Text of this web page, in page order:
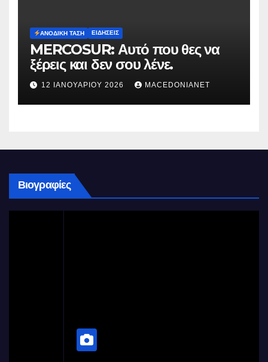
ΑΝΟΔΙΚΉ ΤΆΣΗ ΕΙΔΉΣΕΙΣ
MERCOSUR: Αυτό που θες να
ξέρεις και δεν σου λένε.
12 ΙΑΝΟΥΑΡΊΟΥ 2026 MACEDONIANET
Βιογραφίες